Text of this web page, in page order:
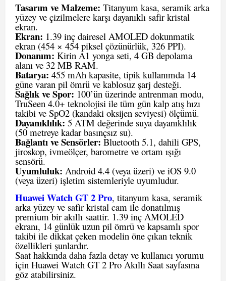
Tasarım ve Malzeme: Titanyum kasa, seramik arka
yüzey ve çizilmelere karşı dayanıklı safir kristal
ekran.
Ekran: 1.39 inç dairesel AMOLED dokunmatik
ekran (454 × 454 piksel çözünürlük, 326 PPI).
Donanım: Kirin A1 yonga seti, 4 GB depolama
alanı ve 32 MB RAM.
Batarya: 455 mAh kapasite, tipik kullanımda 14
güne varan pil ömrü ve kablosuz şarj desteği.
Sağlık ve Spor: 100’ün üzerinde antrenman modu,
TruSeen 4.0+ teknolojisi ile tüm gün kalp atış hızı
takibi ve SpO2 (kandaki oksijen seviyesi) ölçümü.
Dayanıklılık: 5 ATM değerinde suya dayanıklılık
(50 metreye kadar basınçsız su).
Bağlantı ve Sensörler: Bluetooth 5.1, dahili GPS,
jiroskop, ivmeölçer, barometre ve ortam ışığı
sensörü.
Uyumluluk: Android 4.4 (veya üzeri) ve iOS 9.0
(veya üzeri) işletim sistemleriyle uyumludur.
Huawei Watch GT 2 Pro, titanyum kasa, seramik
arka yüzey ve safir kristal cam ile donatılmış
premium bir akıllı saattir. 1.39 inç AMOLED
ekranı, 14 günlük uzun pil ömrü ve kapsamlı spor
takibi ile dikkat çeken modelin öne çıkan teknik
özellikleri şunlardır.
Saat hakkında daha fazla detay ve kullanıcı yorumu
için Huawei Watch GT 2 Pro Akıllı Saat sayfasına
göz atabilirsiniz.